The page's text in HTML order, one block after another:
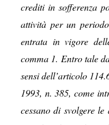
crediti in sofferenza
attività per un
entrata in vigore
comma 1. Entro tale
sensi dell’articolo
1993, n. 385, come
cessano di svolgere